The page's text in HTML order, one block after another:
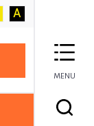
A
MENU